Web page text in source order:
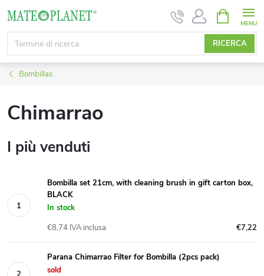
contenuto
RICERCA
DELLA
SPESA
Bombillas
Chimarrao
I più venduti
Bombilla set 21cm, with cleaning brush in gift carton box,
BLACK
In stock
€7,22
€8,74 IVA inclusa
Parana Chimarrao Filter for Bombilla (2pcs pack)
sold